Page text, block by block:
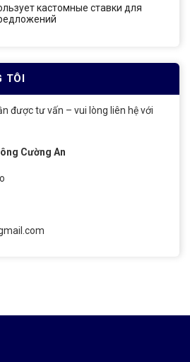
кастомные ставки для
TÔI
được tư vấn – vui lòng liên hệ với
Cường An